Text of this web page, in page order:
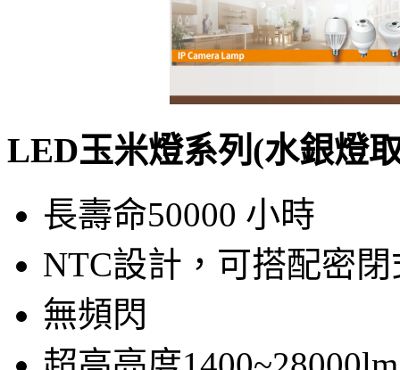
LED玉米燈系列(水銀燈
長壽命50000 小時
NTC設計，可搭配密
無頻閃